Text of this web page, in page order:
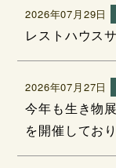
2026年07月29日
レストハウス
2026年07月27日
今年も生き物
を開催しており